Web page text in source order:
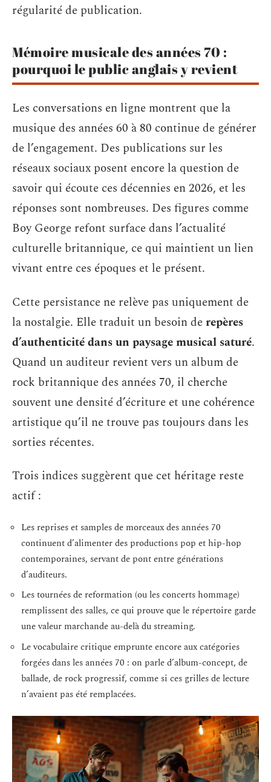
régularité de publication.
Mémoire musicale des années 70 :
pourquoi le public anglais y revient
Les conversations en ligne montrent que la
musique des années 60 à 80 continue de générer
de l’engagement. Des publications sur les
réseaux sociaux posent encore la question de
savoir qui écoute ces décennies en 2026, et les
réponses sont nombreuses. Des figures comme
Boy George refont surface dans l’actualité
culturelle britannique, ce qui maintient un lien
vivant entre ces époques et le présent.
Cette persistance ne relève pas uniquement de
la nostalgie. Elle traduit un besoin derepères
d’authenticité dans un paysage musical saturé.
Quand un auditeur revient vers un album de
rock britannique des années 70, il cherche
souvent une densité d’écriture et une cohérence
artistique qu’il ne trouve pas toujours dans les
sorties récentes.
Trois indices suggèrent que cet héritage reste
actif :
Les reprises et samples de morceaux des années 70
continuent d’alimenter des productions pop et hip-hop
contemporaines, servant de pont entre générations
d’auditeurs.
Les tournées de reformation (ou les concerts hommage)
remplissent des salles, ce qui prouve que le répertoire garde
une valeur marchande au-delà du streaming.
Le vocabulaire critique emprunte encore aux catégories
forgées dans les années 70 : on parle d’album-concept, de
ballade, de rock progressif, comme si ces grilles de lecture
n’avaient pas été remplacées.